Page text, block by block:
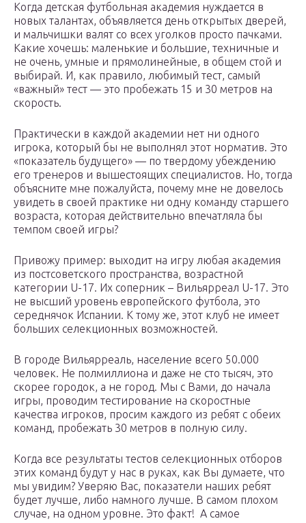
Когда детская футбольная академия нуждается в
новых талантах, объявляется день открытых дверей,
и мальчишки валят со всех уголков просто пачками.
Какие хочешь: маленькие и большие, техничные и
не очень, умные и прямолинейные, в общем стой и
выбирай. И, как правило, любимый тест, самый
«важный» тест — это пробежать 15 и 30 метров на
скорость.
Практически в каждой академии нет ни одного
игрока, который бы не выполнял этот норматив. Это
«показатель будущего» — по твердому убеждению
его тренеров и вышестоящих специалистов. Но, тогда
объясните мне пожалуйста, почему мне не довелось
увидеть в своей практике ни одну команду старшего
возраста, которая действительно впечатляла бы
темпом своей игры?
Привожу пример: выходит на игру любая академия
из постсоветского пространства, возрастной
категории U-17. Их соперник – Вильярреал U-17. Это
не высший уровень европейского футбола, это
середнячок Испании. К тому же, этот клуб не имеет
больших селекционных возможностей.
В городе Вильярреаль, население всего 50.000
человек. Не полмиллиона и даже не сто тысяч, это
скорее городок, а не город. Мы с Вами, до начала
игры, проводим тестирование на скоростные
качества игроков, просим каждого из ребят с обеих
команд, пробежать 30 метров в полную силу.
Когда все результаты тестов селекционных отборов
этих команд будут у нас в руках, как Вы думаете, что
мы увидим? Уверяю Вас, показатели наших ребят
будет лучше, либо намного лучше. В самом плохом
случае, на одном уровне. Это факт! А самое